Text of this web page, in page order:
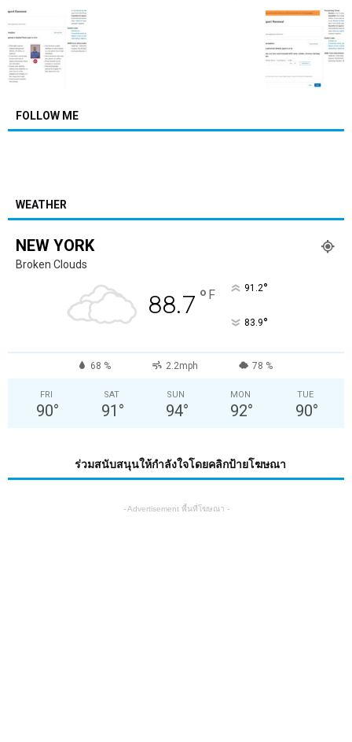
FOLLOW ME
WEATHER
NEW YORK
Broken Clouds
88.7 ° F 91.2°
83.9°
68 % 2.2mph 78 %
FRI
90°
SAT
91 °
SUN
94°
MON
92°
TUE
90°
ร่วมสนับสนุนให้กำลังใจโดยคลิกป้ายโฆษณา
- Advertisement พื้นที่โฆษณา -